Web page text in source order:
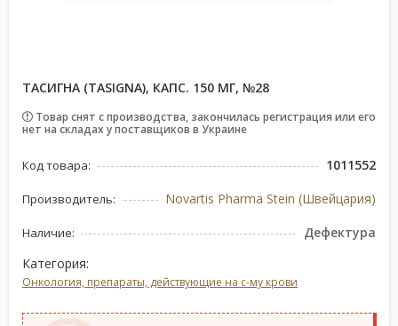
ТАСИГНА (TASIGNA), КАПС. 150 МГ, №28
Товар снят с производства, закончилась регистрация или его
нет на складах у поставщиков в Украине
Код товара: 1011552
Производитель: Novartis Pharma Stein (Швейцария)
Наличие:
Дефектура
Категория:
Онкология, препараты, действующие на с-му крови